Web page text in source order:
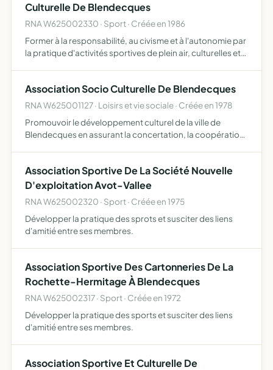
Culturelle De Blendecques
RNA W625002330 · Sport · Créée en 1986
Former à la responsabilité, au civisme et à l'autonomie par
la pratique d'activités sportives de plein air, culturelles et
Association Socio Culturelle De Blendecques
RNA W625001127 · Loisirs et vie sociale · Créée en 1978
Promouvoir le développement culturel de la ville de
Blendecques en assurant la concertation, la coopération,
bois e…
Association Sportive De La Société Nouvelle
D'exploitation Avot-Vallee
RNA W625002320 · Sport · Créée en 1975
Développer la pratique des sprots et susciter des liens
d'amitié entre ses membres.
Association Sportive Des Cartonneries De La
Rochette-Hermitage À Blendecques
RNA W625002317 · Sport · Créée en 1972
Développer la pratique des sports et susciter des liens
d'amitié entre ses membres.
Association Sportive Et Culturelle De